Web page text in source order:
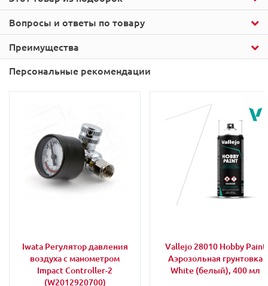
Вопросы и ответы по товару
Преимущества
Персональные рекомендации
Iwata Регулятор давления
воздуха с манометром
Impact Controller-2
(W2012920700)
Vallejo 28010 Hobby Paint
Аэрозольная грунтовка
White (белый), 400 мл